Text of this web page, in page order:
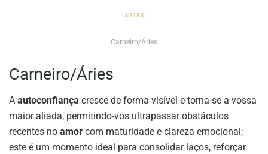
Carneiro/Áries
Carneiro/Áries
A autoconfiança cresce de forma visível e torna-se a vossa
maior aliada, permitindo-vos ultrapassar obstáculos
recentes no amor com maturidade e clareza emocional;
este é um momento ideal para consolidar laços, reforçar